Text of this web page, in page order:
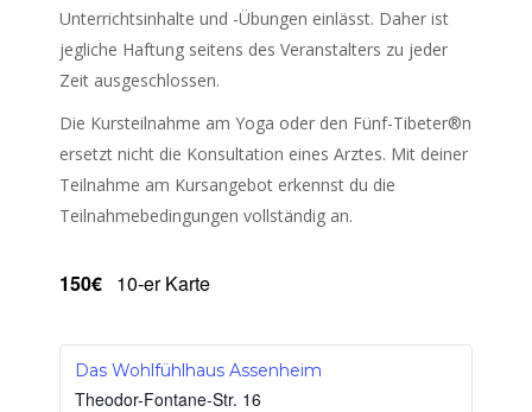
Unterrichtsinhalte und -Übungen einlässt. Daher ist
jegliche Haftung seitens des Veranstalters zu jeder
Zeit ausgeschlossen.
Die Kursteilnahme am Yoga oder den Fünf-Tibeter®n
ersetzt nicht die Konsultation eines Arztes. Mit deiner
Teilnahme am Kursangebot erkennst du die
Teilnahmebedingungen vollständig an.
150€ 10-er Karte
Das Wohlfühlhaus Assenheim
Theodor-Fontane-Str. 16